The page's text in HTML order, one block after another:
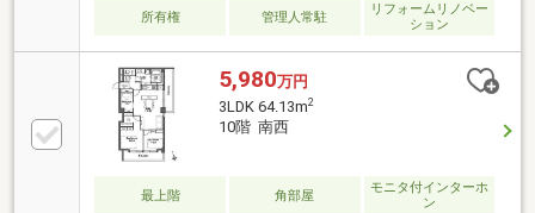
所有権 管理人常駐
リフォームリノベー
ション
5,980万円
3LDK 64.13m2
10階 南西
最上階 角部屋
モニタ付インターホ
ン